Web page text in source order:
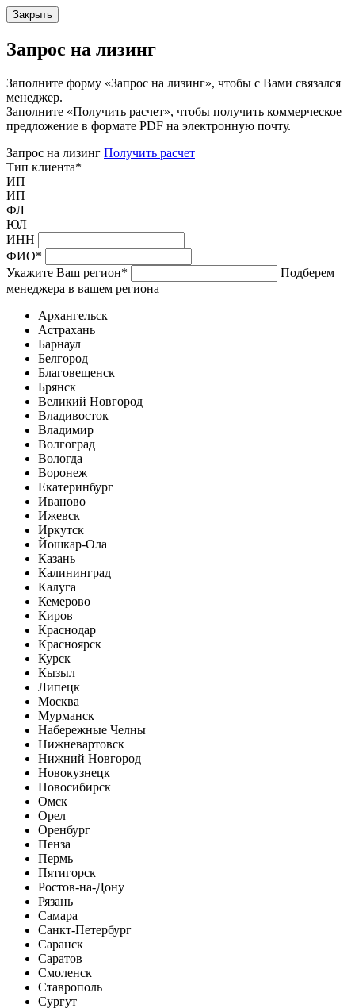
Закрыть
Запрос на лизинг
Заполните форму «Запрос на лизинг», чтобы с Вами связался
менеджер.
Заполните «Получить расчет», чтобы получить коммерческое
предложение в формате PDF на электронную почту.
Запрос на лизинг Получить расчет
Тип клиента*
ИП
ИП
ФЛ
ЮЛ
ИНН
ФИО*
Укажите Ваш регион*
Подберем
менеджера в вашем региона
Архангельск
Астрахань
Барнаул
Белгород
Благовещенск
Брянск
Великий Новгород
Владивосток
Владимир
Волгоград
Вологда
Воронеж
Екатеринбург
Иваново
Ижевск
Иркутск
Йошкар-Ола
Казань
Калининград
Калуга
Кемерово
Киров
Краснодар
Красноярск
Курск
Кызыл
Липецк
Москва
Мурманск
Набережные Челны
Нижневартовск
Нижний Новгород
Новокузнецк
Новосибирск
Омск
Орел
Оренбург
Пенза
Пермь
Пятигорск
Ростов-на-Дону
Рязань
Самара
Санкт-Петербург
Саранск
Саратов
Смоленск
Ставрополь
Сургут